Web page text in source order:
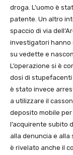
droga. L’uomo è
patente. Un altro
spaccio di via
investigatori hanno
su vedette e
L’operazione si è
dosi di stupefacenti
è stato invece
a utilizzare il
deposito mobile
l’acquirente subito
alla denuncia e
è rivelato anche il